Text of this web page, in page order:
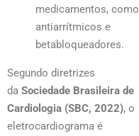
medicamentos, como
antiarrítmicos e
betabloqueadores.
Segundo diretrizes
da Sociedade Brasileira de
Cardiologia (SBC, 2022), o
eletrocardiograma é